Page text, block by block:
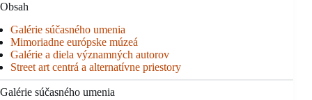
Obsah
Galérie súčasného umenia
Mimoriadne európske múzeá
Galérie a diela významných autorov
Street art centrá a alternatívne priestory
Galérie súčasného umenia